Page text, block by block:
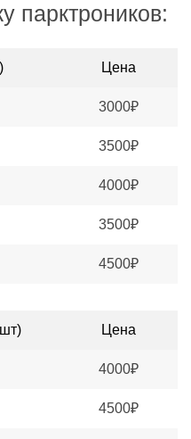
парктроников:
Цена
3000₽
3500₽
4000₽
3500₽
4500₽
Цена
4000₽
4500₽